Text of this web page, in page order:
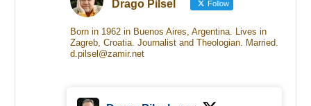
Drago Pilsel Follow
Born in 1962 in Buenos Aires, Argentina. Lives in
Zagreb, Croatia. Journalist and Theologian. Married.
d.pilsel@zamir.net